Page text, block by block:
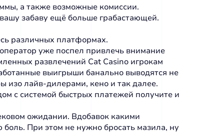
а также возможные комиссии.
забаву ещё больше грабастающей.
различных платформах.
уже поспел привлечь внимание
развлечений Cat Casino игрокам
выигрыши банально выводятся не
изо лайв-дилерами, кено и так далее.
с системой быстрых платежей получите и
ожидании. Вдобавок какими
боль. При этом не нужно бросать мазила, ну